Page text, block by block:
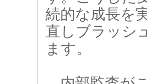
続的な成長を
直しブラッシ
ます。